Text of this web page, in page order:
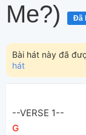
Me?)
Đã
Bài hát này đã
hát
--VERSE 1--
[
G